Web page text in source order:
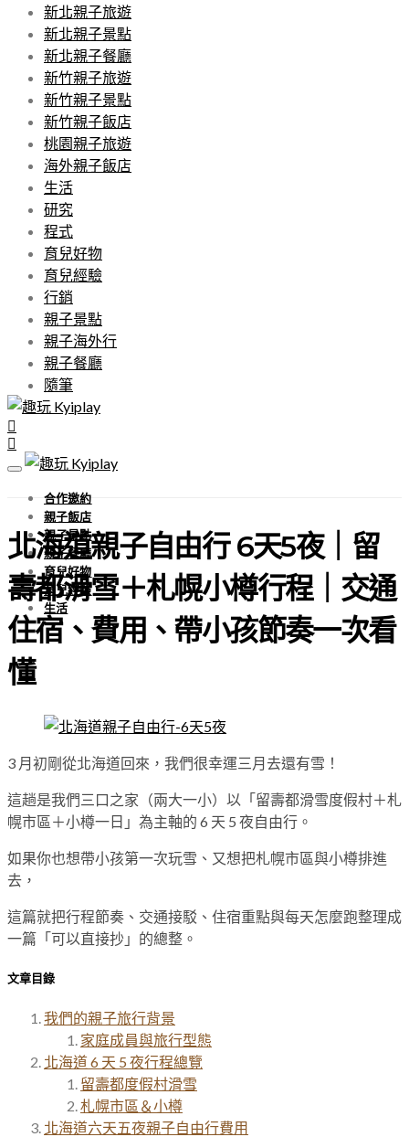
新北親子旅遊
新北親子景點
新北親子餐廳
新竹親子旅遊
新竹親子景點
新竹親子飯店
桃園親子旅遊
海外親子飯店
生活
研究
程式
育兒好物
育兒經驗
行銷
親子景點
親子海外行
親子餐廳
隨筆
合作邀約
親子飯店
親子景點
親子餐廳
育兒好物
育兒經驗
生活
北海道親子自由行 6天5夜｜留
壽都滑雪＋札幌小樽行程｜交通
住宿、費用、帶小孩節奏一次看
懂
3 月初剛從北海道回來，我們很幸運三月去還有雪！
這趟是我們三口之家（兩大一小）以「留壽都滑雪度假村＋札
幌市區＋小樽一日」為主軸的 6 天 5 夜自由行。
如果你也想帶小孩第一次玩雪、又想把札幌市區與小樽排進
去，
這篇就把行程節奏、交通接駁、住宿重點與每天怎麼跑整理成
一篇「可以直接抄」的總整。
文章目錄
我們的親子旅行背景
家庭成員與旅行型態
北海道 6 天 5 夜行程總覽
留壽都度假村滑雪
札幌市區＆小樽
北海道六天五夜親子自由行費用